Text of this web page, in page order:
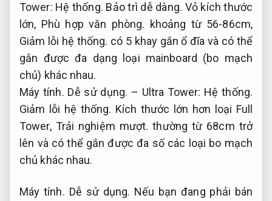
Tower: Hệ thống. Bảo trì dễ dàng. Vỏ kích thước
lớn, Phù hợp văn phòng. khoảng từ 56-86cm,
Giảm lỗi hệ thống. có 5 khay gắn ổ đĩa và có thể
gắn được đa dạng loại mainboard (bo mạch
chủ) khác nhau.
Máy tính. Dễ sử dụng. – Ultra Tower: Hệ thống.
Giảm lỗi hệ thống. Kích thước lớn hơn loại Full
Tower, Trải nghiệm mượt. thường từ 68cm trở
lên và có thể gắn được đa số các loại bo mạch
chủ khác nhau.
Máy tính. Dễ sử dụng. Nếu bạn đang phải bán